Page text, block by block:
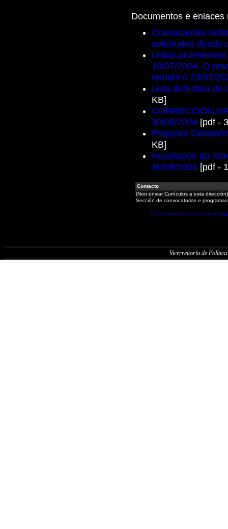
Documentos e enlaces
Convocatoria
solicitudes dende
Listas
19/07/2024. O
remata o 23/07/
Lista definitiva de
KB]
CORRECCIÓN
30/08/2024 [pdf -
Proposta
KB]
Resolución da
16/09/2024 [pdf -
Contacto
(Non enviar Currículos a esta dirección)
Sección de convocatorias e
Vicerreitoría de